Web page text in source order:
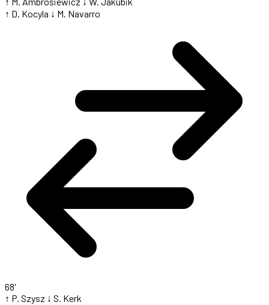
↑ D. Kocyla ↓ M. Navarro
68'
↑ P. Szysz ↓ S. Kerk